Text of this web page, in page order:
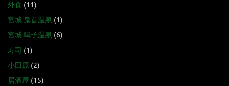
外食 (11)
宮城 鬼首温泉 (1)
宮城 鳴子温泉 (6)
寿司 (1)
小田原 (2)
居酒屋 (15)